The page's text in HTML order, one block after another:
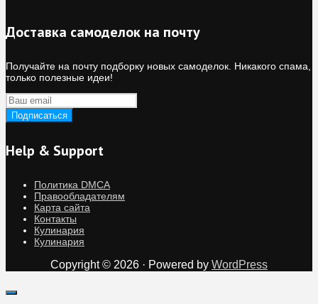
Доставка самоделок на почту
Получайте на почту подборку новых самоделок. Никакого спама,
только полезные идеи!
Help & Support
Политика DMCA
Правообладателям
Карта сайта
Контакты
Кулинария
Кулинария
Copyright © 2026 · Powered by WordPress